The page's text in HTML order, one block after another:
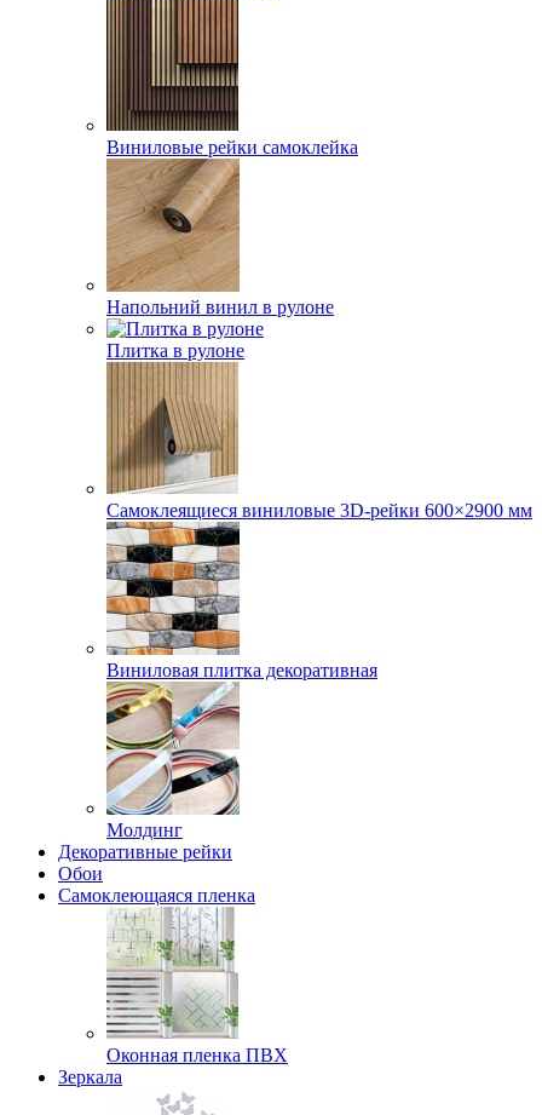
Виниловые рейки самоклейка
Напольний винил в рулоне
Плитка в рулоне
Самоклеящиеся виниловые 3D‑рейки 600×2900 мм
Виниловая плитка декоративная
Молдинг
Декоративные рейки
Обои
Самоклеющаяся пленка
Оконная пленка ПВХ
Зеркала